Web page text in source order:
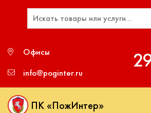
Офисы
info@poginter.ru
ПК «ПожИнтер»